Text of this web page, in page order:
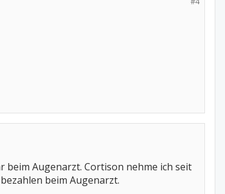
beim Augenarzt. Cortison nehme ich seit
beim Augenarzt.